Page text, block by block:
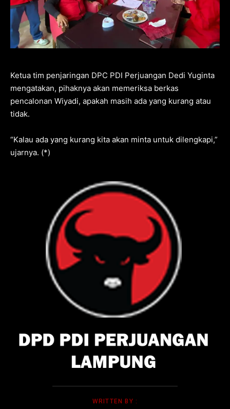
WRITTEN BY :
Ketua tim penjaringan DPC PDI Perjuangan Dedi Yuginta
mengatakan, pihaknya akan memeriksa berkas
pencalonan Wiyadi, apakah masih ada yang kurang atau
tidak.
“Kalau ada yang kurang kita akan minta untuk dilengkapi,”
ujarnya. (*)